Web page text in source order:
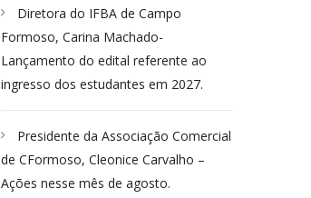
Diretora do IFBA de Campo
Formoso, Carina Machado-
Lançamento do edital referente ao
ingresso dos estudantes em 2027.
Presidente da Associação Comercial
de CFormoso, Cleonice Carvalho –
Ações nesse mês de agosto.